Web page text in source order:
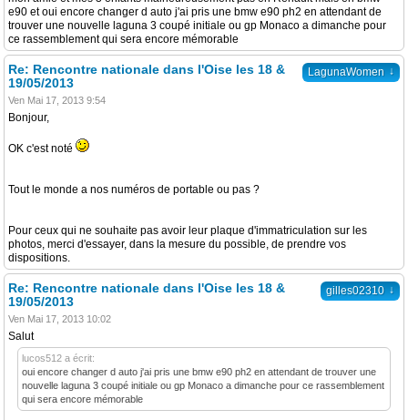
e90 et oui encore changer d auto j'ai pris une bmw e90 ph2 en attendant de
trouver une nouvelle laguna 3 coupé initiale ou gp Monaco a dimanche pour
ce rassemblement qui sera encore mémorable
LagunaWomen ↓
Re: Rencontre nationale dans l'Oise les 18 &
19/05/2013
Ven Mai 17, 2013 9:54
Bonjour,
OK c'est noté
Tout le monde a nos numéros de portable ou pas ?
Pour ceux qui ne souhaite pas avoir leur plaque d'immatriculation sur les
photos, merci d'essayer, dans la mesure du possible, de prendre vos
dispositions.
gilles02310 ↓
Re: Rencontre nationale dans l'Oise les 18 &
19/05/2013
Ven Mai 17, 2013 10:02
Salut
lucos512 a écrit:
oui encore changer d auto j'ai pris une bmw e90 ph2 en attendant de trouver une
nouvelle laguna 3 coupé initiale ou gp Monaco a dimanche pour ce rassemblement
qui sera encore mémorable